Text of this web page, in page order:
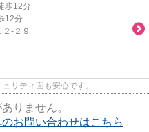
歩12分
12分
２-２９
リティ面も安心です。
りません。
お問い合わせはこちら